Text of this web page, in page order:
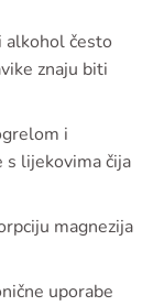
alkohol često
znaju biti
i
s lijekovima čija
magnezija
uporabe